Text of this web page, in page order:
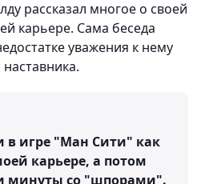
рассказал многое о своей
карьере. Сама беседа
уважения к нему
в игре "Ман Сити" как
карьере, а потом
минуты со "шпорами".